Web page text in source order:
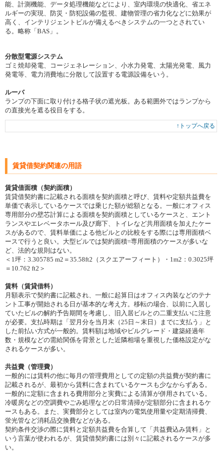
能、計測機能、データ処理機能などにより、室内環境の快適化、省エネ
ルギーの実現、防災・防犯設備の監視、建物管理の省力化などに効果が
高く、インテリジェントビルが備えるべきシステムの一つとされてい
る。略称「BAS」。
分散型電源システム
ゴミ焼却発電、コージェネレーション、小水力発電、太陽光発電、風力
発電等、電力消費地に分散して設置する電源設備をいう。
ルーバ
ランプの下面に取り付ける格子状の遮光板。ある範囲外ではランプから
の直接光を遮る役目をする。
↑トップへ戻る
賃貸借契約関連の用語
賃貸借面積（契約面積）
賃貸借契約書に記載される面積を契約面積と呼び、賃料や定額共益費を
単価で表示しているケースでは乗じた額が総額となる。一般にオフィス
専用部分の壁芯計算による面積を契約面積としているケースと、エント
ランスやエレベータホール及び廊下、トイレなど共用面積を加えたケー
スがあるので、賃料単価による他ビルとの比較をする際には専用面積ベ
ースで行うと良い。大型ビルでは契約面積=専用面積のケースが多いな
ど、法的な規則はない。
＜1坪：3.305785 m2＝35.58ft2（スクエアーフィート）・1m2：0.3025坪
＝10.762 ft2＞
賃料（賃貸借料）
月額表示で契約書に記載され、一般に起算日はオフィス内装などのテナ
ント工事が開始される日が基本的な考え方。移転の場合、以前に入居し
ていたビルの解約予告期間を考慮し、旧入居ビルとの二重支払いに注意
が必要。支払時期は「翌月分を当月末（25日～末日）までに支払う」と
した前払い方式が一般的。賃料額は地域やビルグレード・建築経過年
数・規模などの需給関係を背景とした近隣相場を重視した価格設定がな
されるケースが多い。
共益費（管理費）
一般的には賃料の他に毎月の管理費用としての定額の共益費が契約書に
記載されるが、最初から賃料に含まれているケースも少なからずある。
一般的に定額に含まれる費用部分と実費による清算が併用されている。
冷暖房などの空調費やごみ処理などの日常清掃が定額部分に含まれるケ
ースもある。また、実費部分としては室内の電気使用量や定期清掃費、
蛍光管など消耗品交換費などがある。
契約条件交渉の際に賃料と定額共益費を合算して「共益費込み賃料」と
いう言葉が使われるが、賃貸借契約書には別々に記載されるケースが多
い。